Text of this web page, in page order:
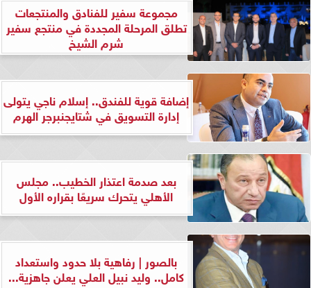
مجموعة سفير للفنادق والمنتجعات
تطلق المرحلة المجددة في منتجع سفير
شرم الشيخ
إضافة قوية للفندق.. إسلام ناجي يتولى
إدارة التسويق في شتايجنبرجر الهرم
بعد صدمة اعتذار الخطيب.. مجلس
الأهلي يتحرك سريعًا بقراره الأول
بالصور | رفاهية بلا حدود واستعداد
كامل.. وليد نبيل العلي يعلن جاهزية...